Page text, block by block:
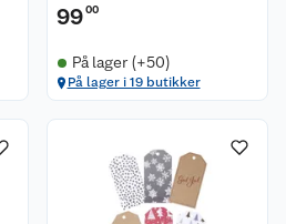
9900
På lager (+50)
På lager i 19 butikker